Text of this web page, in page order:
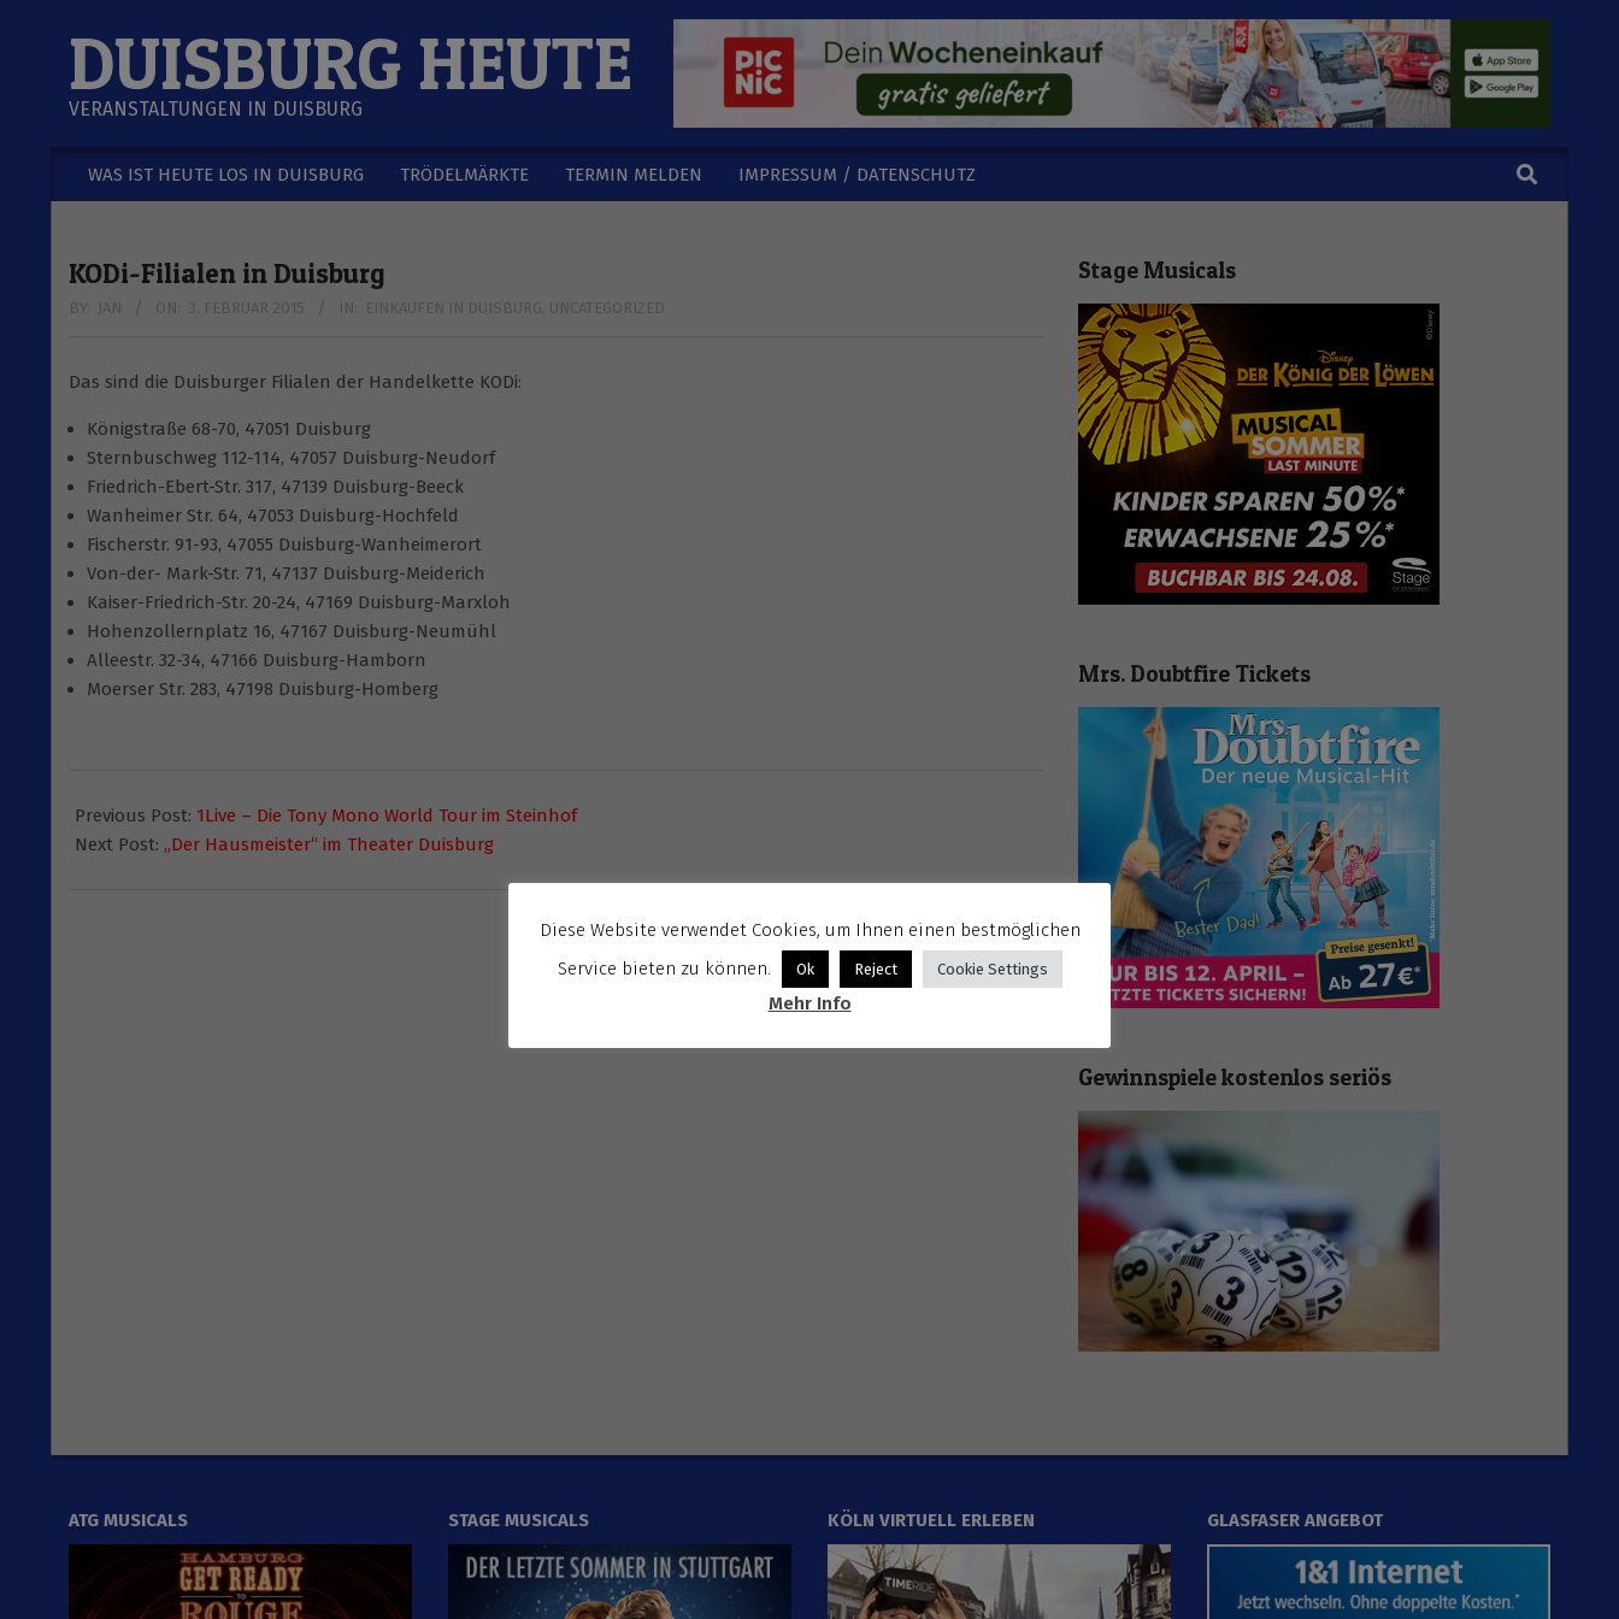
DUISBURG HEUTE
VERANSTALTUNGEN IN DUISBURG
Secondary
WAS IST HEUTE LOS IN DUISBURG TRÖDELMÄRKTE TERMIN MELDEN IMPRESSUM / DATENSCHUTZ Search
KODi-Filialen in Duisburg
BY: JAN ON: 3. FEBRUAR 2015 IN: EINKAUFEN IN DUISBURG UNCATEGORIZED
Das sind die Duisburger Filialen der Handelkette KODi:
Königstraße 68-70, 47051 Duisburg
Sternbuschweg 112-114, 47057 Duisburg-Neudorf
Friedrich-Ebert-Str. 317, 47139 Duisburg-Beeck
Wanheimer Str. 64, 47053 Duisburg-Hochfeld
Fischerstr. 91-93, 47055 Duisburg-Wanheimerort
Von-der- Mark-Str. 71, 47137 Duisburg-Meiderich
Kaiser-Friedrich-Str. 20-24, 47169 Duisburg-Marxloh
Hohenzollernplatz 16, 47167 Duisburg-Neumühl
Alleestr. 32-34, 47166 Duisburg-Hamborn
Moerser Str. 283, 47198 Duisburg-Homberg
02-
03
Previous Post: 1Live – Die Tony Mono World Tour im Steinhof
Next Post: „Der Hausmeister“ im Theater Duisburg
Stage Musicals
Mrs. Doubtfire Tickets
Gewinnspiele kostenlos seriös
ATG MUSICALS STAGE MUSICALS KÖLN VIRTUELL ERLEBEN GLASFASER ANGEBOT
Diese Website verwendet Cookies, um Ihnen einen bestmöglichen
Service bieten zu können.
Ok Reject Cookie Settings
Mehr Info